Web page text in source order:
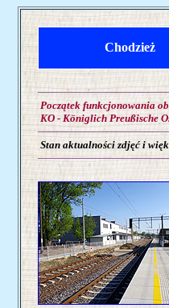
Chodzież
Początek funkcjonowania
KO - Königlich Preußische
Stan aktualności zdjęć i